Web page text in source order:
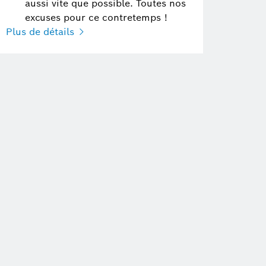
aussi vite que possible. Toutes nos
excuses pour ce contretemps !
Plus de détails